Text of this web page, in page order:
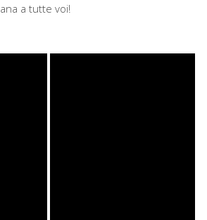
a tutte voi!